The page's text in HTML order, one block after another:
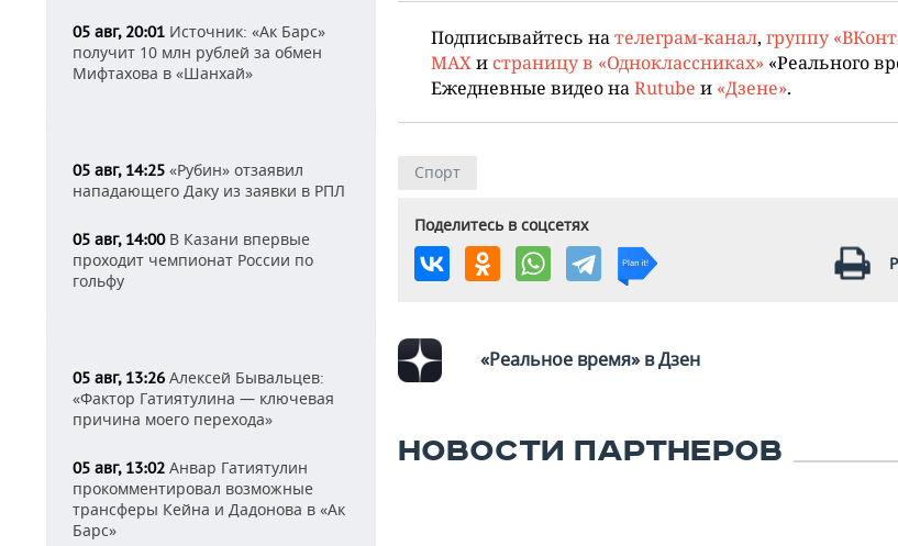
05 авг, 20:01 Источник: «Ак Барс»
получит 10 млн рублей за обмен
Мифтахова в «Шанхай»
05 авг, 14:25 «Рубин» отзаявил
нападающего Даку из заявки в РПЛ
05 авг, 14:00В Казани впервые
проходит чемпионат России по
гольфу
05 авг, 13:26 Алексей Бывальцев:
«Фактор Гатиятулина — ключевая
причина моего перехода»
05 авг, 13:02 Анвар Гатиятулин
прокомментировал возможные
трансферы Кейна и Дадонова в «Ак
Барс»
Подписывайтесь нателеграм-канал, группу
MAXи страницу в «Одноклассниках» «Реального
Ежедневные видео наRutube и «Дзене».
Спорт
Поделитесь в соцсетях
«Реальное время» в Дзен
НОВОСТИ ПАРТНЕРОВ